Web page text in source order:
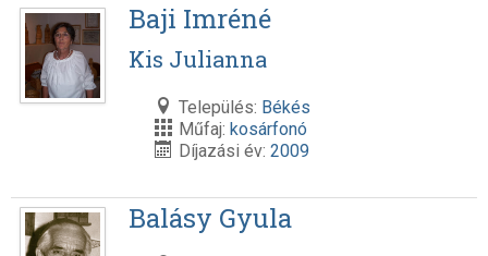
Baji Imréné
Kis Julianna
Település: Békés
Műfaj: kosárfonó
Díjazási év: 2009
Balásy Gyula